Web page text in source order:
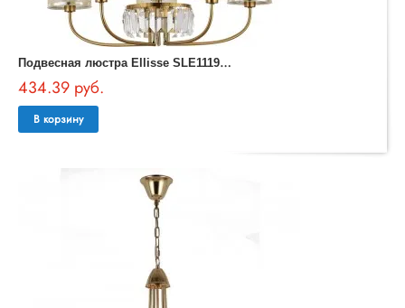
П
одвесная люстра Ellisse SLE1119-303-05
434.39 руб.
В корзину